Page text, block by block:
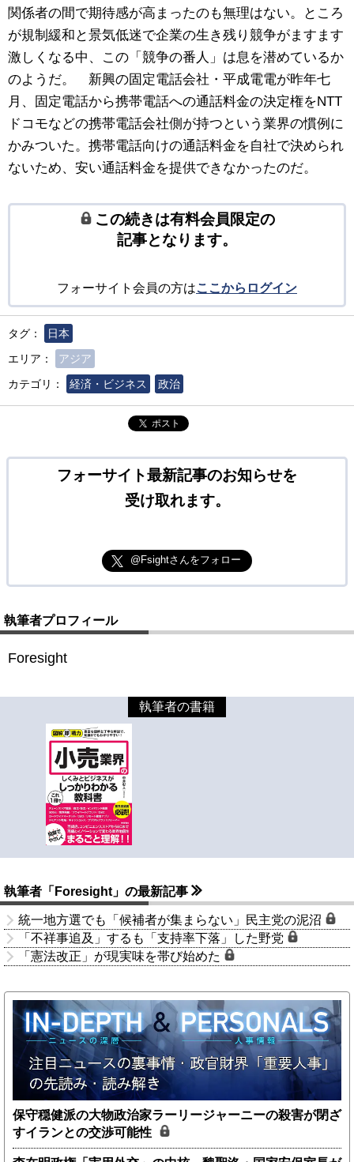
関係者の間で期待感が高まったのも無理はない。ところ
が規制緩和と景気低迷で企業の生き残り競争がますます
激しくなる中、この「競争の番人」は息を潜めているか
のようだ。 新興の固定電話会社・平成電電が昨年七
月、固定電話から携帯電話への通話料金の決定権をNTT
ドコモなどの携帯電話会社側が持つという業界の慣例に
かみついた。携帯電話向けの通話料金を自社で決められ
ないため、安い通話料金を提供できなかったのだ。
この続きは有料会員限定の
記事となります。
フォーサイト会員の方はここからログイン
タグ：
日本
エリア：
アジア
カテゴリ：
経済・ビジネス 政治
ポスト
フォーサイト最新記事のお知らせを
受け取れます。
@Fsightさんをフォロー
執筆者プロフィール
Foresight
執筆者の書籍
執筆者「Foresight」の最新記事
統一地方選でも「候補者が集まらない」民主党の泥沼
「不祥事追及」するも「支持率下落」した野党
「憲法改正」が現実味を帯び始めた
保守穏健派の大物政治家ラーリージャーニーの殺害が閉ざ
すイランとの交渉可能性